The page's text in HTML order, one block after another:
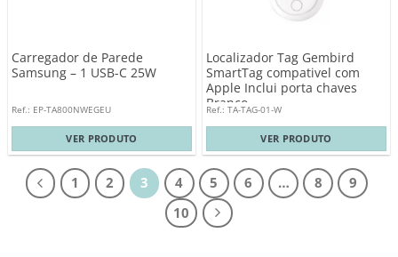
Carregador de Parede
Samsung – 1 USB-C 25W
Ref.: EP-TA800NWEGEU
VER PRODUTO
Localizador Tag Gembird
SmartTag compativel com
Apple Inclui porta chaves
Branco
Ref.: TA-TAG-01-W
VER PRODUTO
1 2 3 4 5 6 … 8
9
10